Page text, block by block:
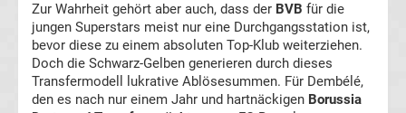
VfB
Oldenburg
Transfergerüchte
Zur Wahrheit gehört aber auch, dass der BVB für die
jungen Superstars meist nur eine Durchgangsstation ist,
bevor diese zu einem absoluten Top-Klub weiterziehen.
Doch die Schwarz-Gelben generieren durch dieses
Transfermodell lukrative Ablösesummen. Für Dembélé,
den es nach nur einem Jahr und hartnäckigen Borussia